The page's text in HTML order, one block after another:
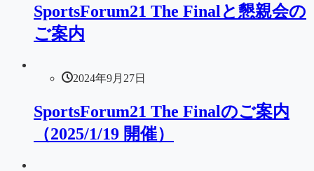
SportsForum21 The Finalと懇親会の
ご案内
2024年9月27日
SportsForum21 The Finalのご案内
（2025/1/19 開催）